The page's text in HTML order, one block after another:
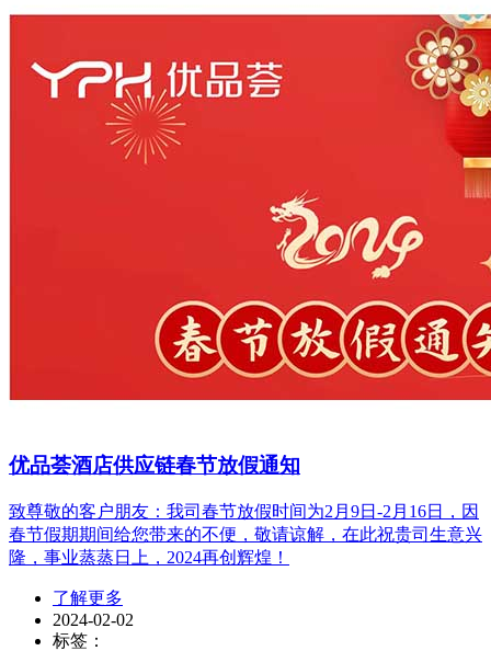
优品荟酒店供应链春节放假通知
致尊敬的客户朋友：我司春节放假时间为2月9日-2月16日，因
春节假期期间给您带来的不便，敬请谅解，在此祝贵司生意兴
隆，事业蒸蒸日上，2024再创辉煌！
了解更多
2024-02-02
标签：